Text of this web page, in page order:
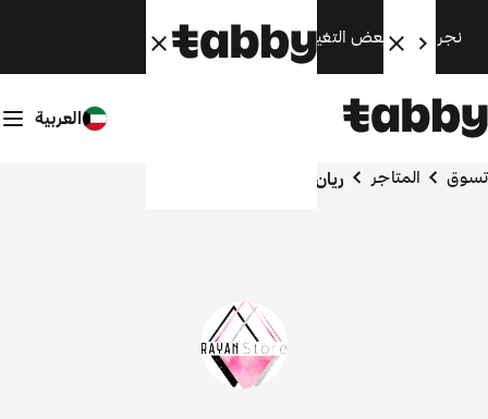
نجري الآن بعض التغييرات. سنعود قريبًا.
العربية
تسوق المتاجر ريان ستور